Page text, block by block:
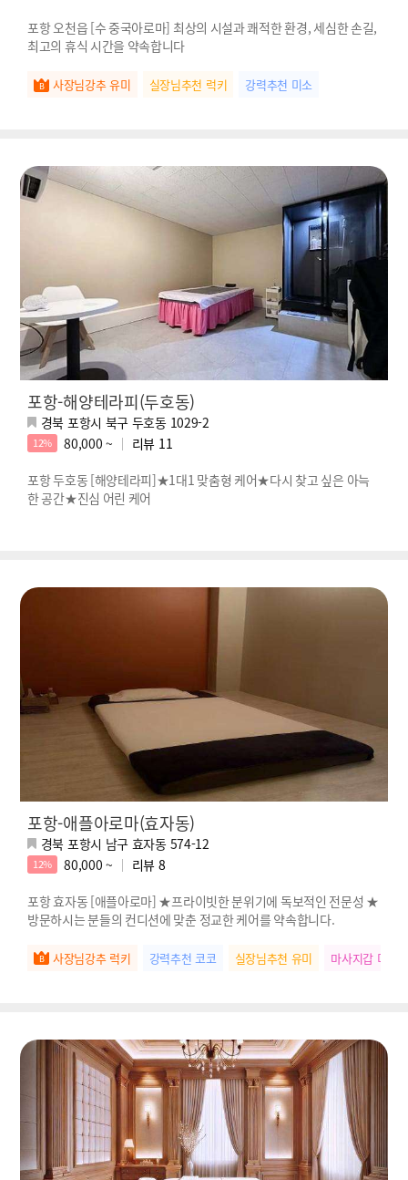
포항 오천읍 [수 중국아로마] 최상의 시설과 쾌적한 환경, 세심한 손길,
최고의 휴식 시간을 약속합니다
사장님강추 유미 실장님추천 럭키 강력추천 미소
포항-해양테라피(두호동)
경북 포항시 북구 두호동 1029-2
12% 80,000 ~ 리뷰 11
포항 두호동 [해양테라피]★1대1 맞춤형 케어★다시 찾고 싶은 아늑
한 공간★진심 어린 케어
포항-애플아로마(효자동)
경북 포항시 남구 효자동 574-12
12% 80,000 ~ 리뷰 8
포항 효자동 [애플아로마] ★프라이빗한 분위기에 독보적인 전문성 ★
방문하시는 분들의 컨디션에 맞춘 정교한 케어를 약속합니다.
사장님강추 럭키 강력추천 코코 실장님추천 유미 마사지갑 미미